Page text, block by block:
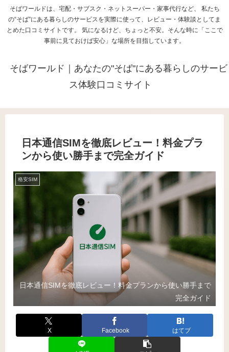
そばワールドは、宅配・サブスク・ネットスーパー・家事代行など、 私たち
の“そば”にある暮らしのサービスを実際に使って、レビュー・体験談としてま
とめた口コミサイトです。 気になるけど、ちょっと不安。そんな時に「ここで
事前に見ておけば安心」な場所を目指しています。
そばワールド｜あなたの"そば"にある暮らしのサービ
ス体験口コミサイト
日本通信SIMを徹底レビュー！料金プラ
ンから使い勝手まで完全ガイド
格安SIM
日本通信SIMを徹底レビュー！料金プランから使い勝手まで
完全ガイド
X Facebook はてブ